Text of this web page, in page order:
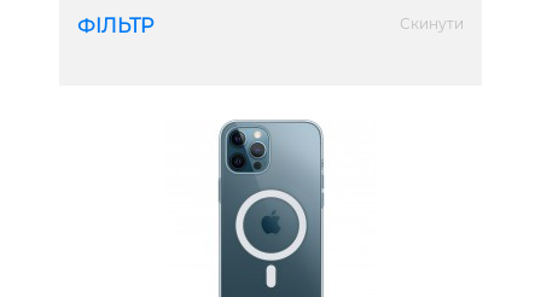
ФІЛЬТР Скинути